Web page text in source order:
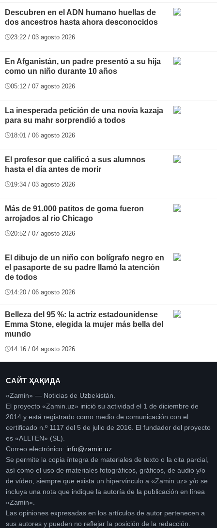
Descubren en el ADN humano huellas de
dos ancestros hasta ahora desconocidos
23:22 / 03 agosto 2026
En Afganistán, un padre presentó a su hija
como un niño durante 10 años
05:12 / 07 agosto 2026
La inesperada petición de una novia kazaja
para su mahr sorprendió a todos
18:01 / 06 agosto 2026
El profesor que calificó a sus alumnos
hasta el día antes de morir
19:34 / 03 agosto 2026
Más de 91.000 patitos de goma fueron
arrojados al río Chicago
20:52 / 07 agosto 2026
El dibujo de un niño con bolígrafo negro en
el pasaporte de su padre llamó la atención
de todos
14:20 / 06 agosto 2026
Belleza del 95 %: la actriz estadounidense
Emma Stone, elegida la mujer más bella del
mundo
14:16 / 04 agosto 2026
САЙТ ҲАҚИДА
«Zamin» — Noticias de Uzbekistán.
El proyecto «Zamin.uz» inició su actividad el 1 de diciembre de
2014 y está registrado como medio de comunicación con el
certificado n.º 1117 del 5 de julio de 2016. El fundador del proyecto
es «ALLTEN» (SL).
Correo electrónico: info@zamin.uz
Se permite la copia íntegra de materiales de texto o la cita parcial,
así como el uso de materiales fotográficos, gráficos, de audio y/o
de vídeo, siempre que exista un hipervínculo a «Zamin.uz» y/o se
incluya una nota que indique la autoría de la publicación en línea
«Zamin».
Las opiniones expresadas en los artículos de autor pertenecen a
sus autores y pueden no reflejar la posición de la redacción.